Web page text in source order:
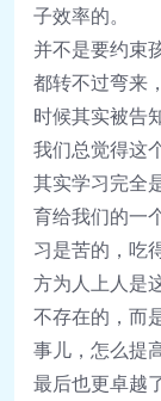
子效率的。
并不是要约束
都转不过弯来
时候其实被告
我们总觉得这
其实学习完全
育给我们的一
习是苦的，吃
方为人上人是
不存在的， 而
事儿，怎么提
最后也更卓越